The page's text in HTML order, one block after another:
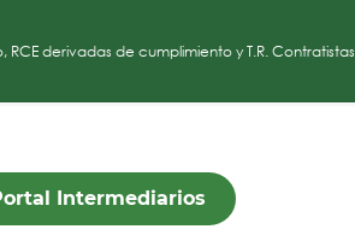
derivadas de cumplimiento y T.R. Contratistas
Intermediarios